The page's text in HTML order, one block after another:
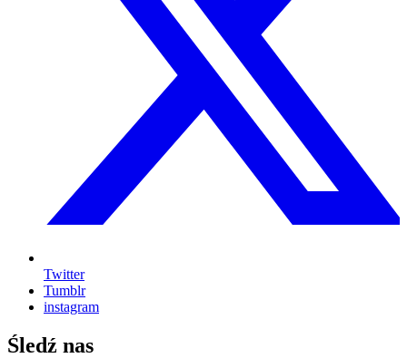
Twitter
Tumblr
instagram
Śledź nas